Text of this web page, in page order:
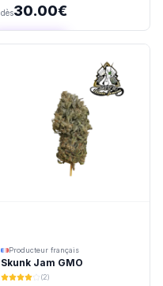
dès30.00€
Ajout rapide
Producteur français
Skunk Jam GMO
(2)